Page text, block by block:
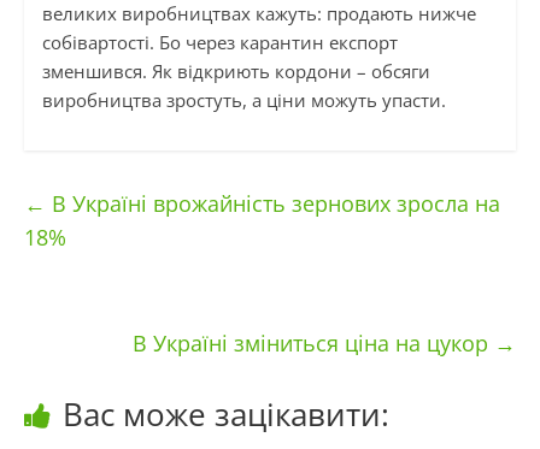
великих виробництвах кажуть: продають нижче
собівартості. Бо через карантин експорт
зменшився. Як відкриють кордони – обсяги
виробництва зростуть, а ціни можуть упасти.
← В Україні врожайність зернових зросла на
18%
В Україні зміниться ціна на цукор →
Вас може зацікавити: